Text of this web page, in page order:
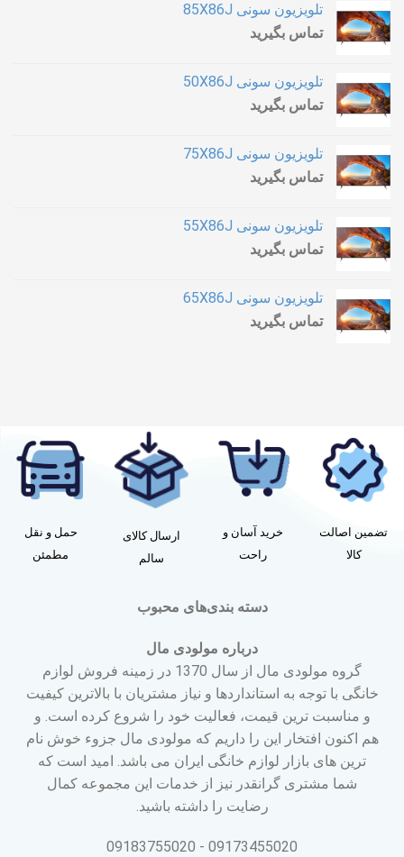
تلویزیون سونی 85X86J
تماس بگیرید
تلویزیون سونی 50X86J
تماس بگیرید
تلویزیون سونی 75X86J
تماس بگیرید
تلویزیون سونی 55X86J
تماس بگیرید
تلویزیون سونی 65X86J
تماس بگیرید
تضمین اصالت
کالا
خرید آسان و
راحت
ارسال کالای
سالم
حمل و نقل
مطمئن
دسته بندی‌های محبوب
درباره مولودی مال
گروه مولودی مال از سال 1370 در زمینه فروش لوازم
خانگی با توجه به استانداردها و نیاز مشتریان با بالاترین کیفیت
و مناسبت ترین قیمت، فعالیت خود را شروع کرده است. و
هم اکنون افتخار این را داریم که مولودی مال جزوء خوش نام
ترین های بازار لوازم خانگی ایران می باشد. امید است که
شما مشتری گرانقدر نیز از خدمات این مجموعه کمال
رضایت را داشته باشید.
09173455020 - 09183755020